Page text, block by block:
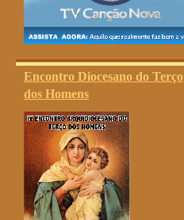
Encontro Diocesano do Terço
dos Homens